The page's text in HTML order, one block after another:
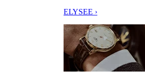
ELYSEE ›